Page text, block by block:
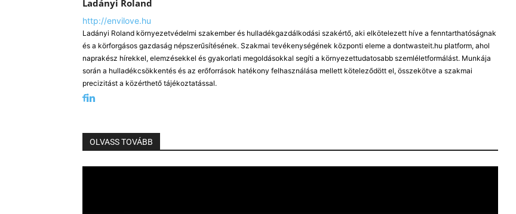
Ladányi Roland
http://envilove.hu
Ladányi Roland környezetvédelmi szakember és hulladékgazdálkodási szakértő, aki elkötelezett híve a fenntarthatóságnak
és a körforgásos gazdaság népszerűsítésének. Szakmai tevékenységének központi eleme a dontwasteit.hu platform, ahol
naprakész hírekkel, elemzésekkel és gyakorlati megoldásokkal segíti a környezettudatosabb szemléletformálást. Munkája
során a hulladékcsökkentés és az erőforrások hatékony felhasználása mellett köteleződött el, összekötve a szakmai
precizitást a közérthető tájékoztatással.
OLVASS TOVÁBB